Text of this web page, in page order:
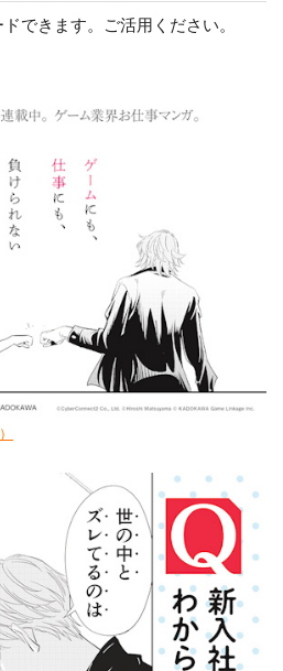
できます。ご活用ください。